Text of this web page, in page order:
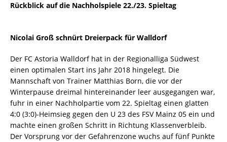
Rückblick auf die Nachholspiele 22./23. Spieltag
Nicolai Groß schnürt Dreierpack für Walldorf
Der FC Astoria Walldorf hat in der Regionalliga Südwest
einen optimalen Start ins Jahr 2018 hingelegt. Die
Mannschaft von Trainer Matthias Born, die vor der
Winterpause dreimal hintereinander leer ausgegangen war,
fuhr in einer Nachholpartie vom 22. Spieltag einen glatten
4:0 (3:0)-Heimsieg gegen den U 23 des FSV Mainz 05 ein und
machte einen großen Schritt in Richtung Klassenverbleib.
Der Vorsprung vor der Gefahrenzone wuchs auf fünf Punkte